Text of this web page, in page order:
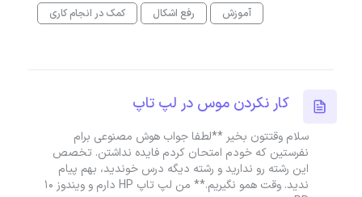
آموزش
رفع اشکال کمک در انجام کاری
کار نکردن موس در لپ تاپ
سلام وقتتون بخیر **لطفا جواب هوش مصنوعی برام
نفرستین که خودم امتحان کردم فایده نداشتن. تخصص
این رشته رو ندارید و رشته دیگه درس خوندید، بهم پیام
ندید. وقت همو نگیریم.** من لپ تاپ HP دارم و ویندوز ۱۰